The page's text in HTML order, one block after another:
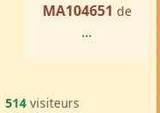
MA104651 de
...
514 visiteurs